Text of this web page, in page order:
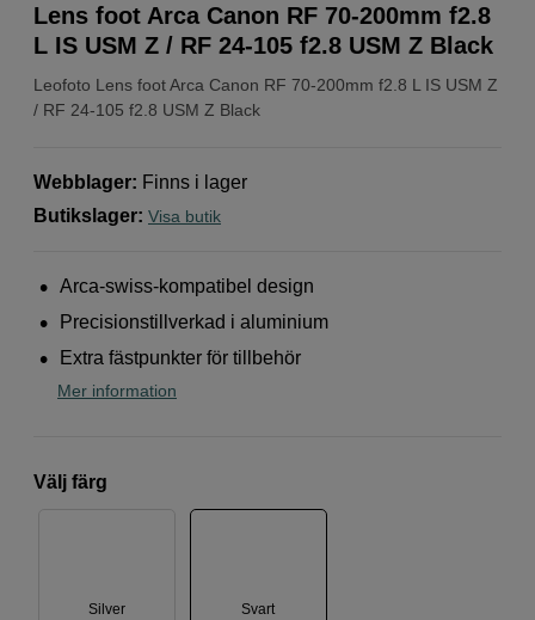
Leofoto Lens foot Arca Canon RF 70-200mm f2.8 L IS USM Z
/ RF 24-105 f2.8 USM Z Black
Lens foot Arca Canon RF 70-200mm f2.8
L IS USM Z / RF 24-105 f2.8 USM Z Black
Webblager: Finns i lager
Butikslager: Visa butik
Arca-swiss-kompatibel design
Precisionstillverkad i aluminium
Extra fästpunkter för tillbehör
Mer information
Välj färg
Silver Svart